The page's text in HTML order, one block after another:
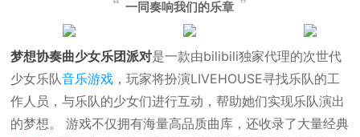
一同奏响我们的乐章
梦想协奏曲少女乐团派对是一款由bilibili独家代理的次世代
少女乐队音乐游戏 ，玩家将扮演LIVEHOUSE寻找乐队的工
作人员，与乐队的少女们进行互动，帮助她们实现乐队演出
的梦想。 游戏不仅拥有海量高品质曲库，还收录了大量经典